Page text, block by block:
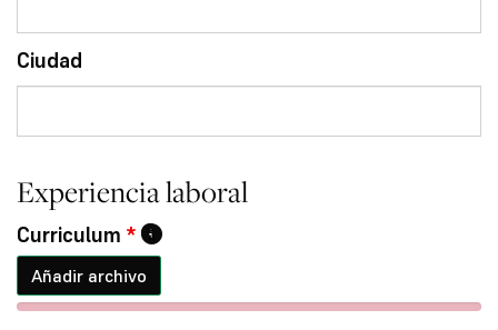
Ciudad
Experiencia laboral
Curriculum *
Añadir archivo